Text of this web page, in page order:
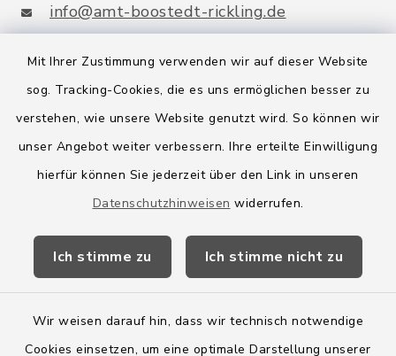
Mit Ihrer Zustimmung verwenden wir auf dieser Website
sog. Tracking-Cookies, die es uns ermöglichen besser zu
verstehen, wie unsere Website genutzt wird. So können wir
unser Angebot weiter verbessern. Ihre erteilte Einwilligung
hierfür können Sie jederzeit über den Link in unseren
Datenschutzhinweisen widerrufen.
Ich stimme zu Ich stimme nicht zu
Wir weisen darauf hin, dass wir technisch notwendige
Cookies einsetzen, um eine optimale Darstellung unserer
info@amt-boostedt-rickling.de
Quicklinks
Amt Boostedt-Rickling
Amtsbroschüre
Wege-Zweckverband